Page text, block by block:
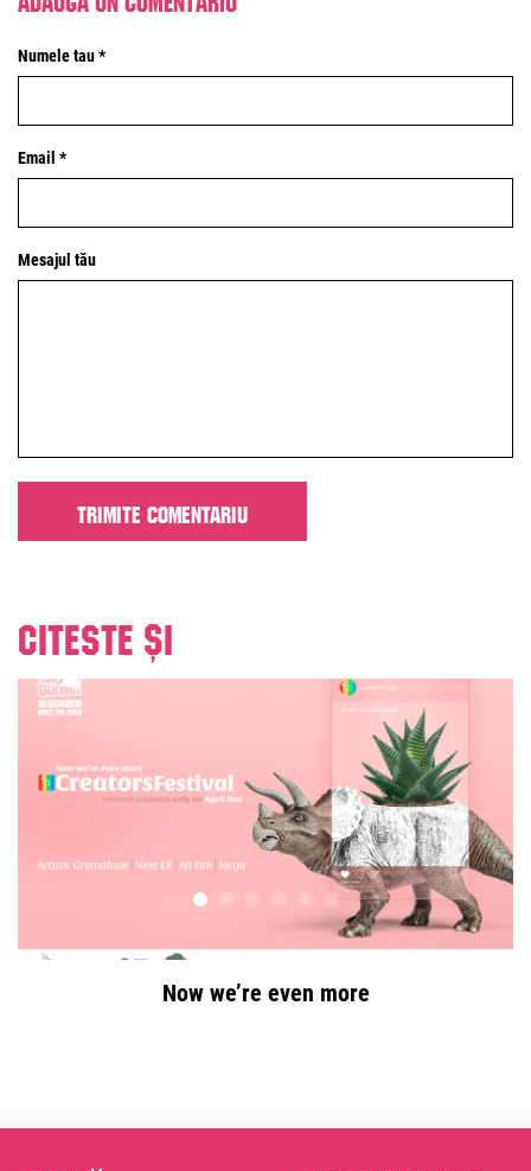
Numele tau *
Email *
Mesajul tău
Citeste și
Now we’re even more